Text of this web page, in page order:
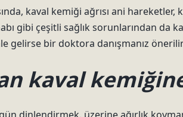
kaval kemiği ağrısı ani
gibi çeşitli sağlık sorunlarından da
gelirse bir doktora danışmanız
kaval